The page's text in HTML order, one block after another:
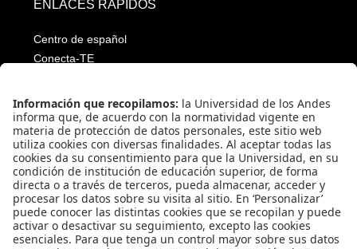
ENLACES RÁPIDOS
Centro de español
Conecta-TE
Emergencias: Extensión 0000
Eventos destacados
Mapa del Sitio
Multimedia
Noticias
Preguntas frecuentes
Póliza estudiantil Uniandina